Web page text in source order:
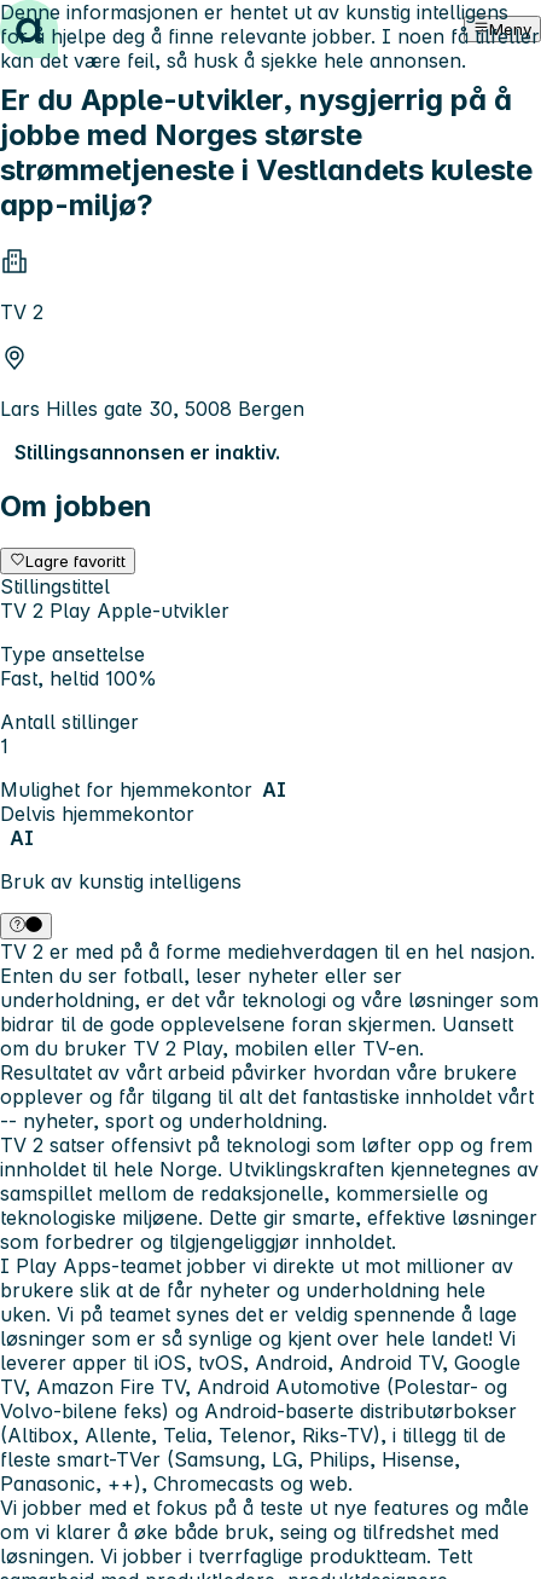
Hopp til innhold Meny
Er du Apple-utvikler, nysgjerrig på å
jobbe med Norges største
strømmetjeneste i Vestlandets kuleste
app-miljø?
TV 2
Lars Hilles gate 30, 5008 Bergen
Stillingsannonsen er inaktiv.
Om jobben
Lagre favoritt
Stillingstittel
TV 2 Play Apple-utvikler
Type ansettelse
Fast, heltid 100%
Antall stillinger
1
Mulighet for hjemmekontor AI
Delvis hjemmekontor
AI
Bruk av kunstig intelligens
Denne informasjonen er hentet ut av kunstig intelligens
for å hjelpe deg å finne relevante jobber. I noen få tilfeller
kan det være feil, så husk å sjekke hele annonsen.
TV 2 er med på å forme mediehverdagen til en hel nasjon.
Enten du ser fotball, leser nyheter eller ser
underholdning, er det vår teknologi og våre løsninger som
bidrar til de gode opplevelsene foran skjermen. Uansett
om du bruker TV 2 Play, mobilen eller TV-en.
Resultatet av vårt arbeid påvirker hvordan våre brukere
opplever og får tilgang til alt det fantastiske innholdet vårt
-- nyheter, sport og underholdning.
TV 2 satser offensivt på teknologi som løfter opp og frem
innholdet til hele Norge. Utviklingskraften kjennetegnes av
samspillet mellom de redaksjonelle, kommersielle og
teknologiske miljøene. Dette gir smarte, effektive løsninger
som forbedrer og tilgjengeliggjør innholdet.
I Play Apps-teamet jobber vi direkte ut mot millioner av
brukere slik at de får nyheter og underholdning hele
uken. Vi på teamet synes det er veldig spennende å lage
løsninger som er så synlige og kjent over hele landet! Vi
leverer apper til iOS, tvOS, Android, Android TV, Google
TV, Amazon Fire TV, Android Automotive (Polestar- og
Volvo-bilene feks) og Android-baserte distributørbokser
(Altibox, Allente, Telia, Telenor, Riks-TV), i tillegg til de
fleste smart-TVer (Samsung, LG, Philips, Hisense,
Panasonic, ++), Chromecasts og web.
Vi jobber med et fokus på å teste ut nye features og måle
om vi klarer å øke både bruk, seing og tilfredshet med
løsningen. Vi jobber i tverrfaglige produktteam. Tett